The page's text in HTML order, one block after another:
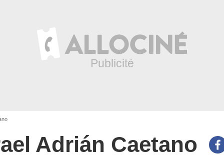
Adrián Caetano